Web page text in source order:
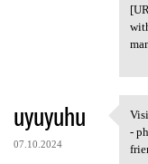
uyuyuhu
07.10.2024
-